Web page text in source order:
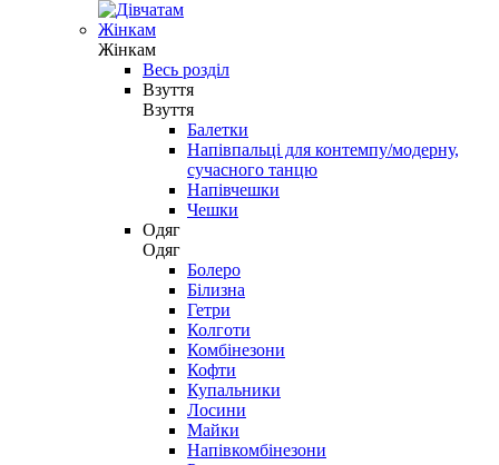
Жінкам
Жінкам
Весь розділ
Взуття
Взуття
Балетки
Напівпальці для контемпу/модерну,
сучасного танцю
Напівчешки
Чешки
Одяг
Одяг
Болеро
Білизна
Гетри
Колготи
Комбінезони
Кофти
Купальники
Лосини
Майки
Напівкомбінезони